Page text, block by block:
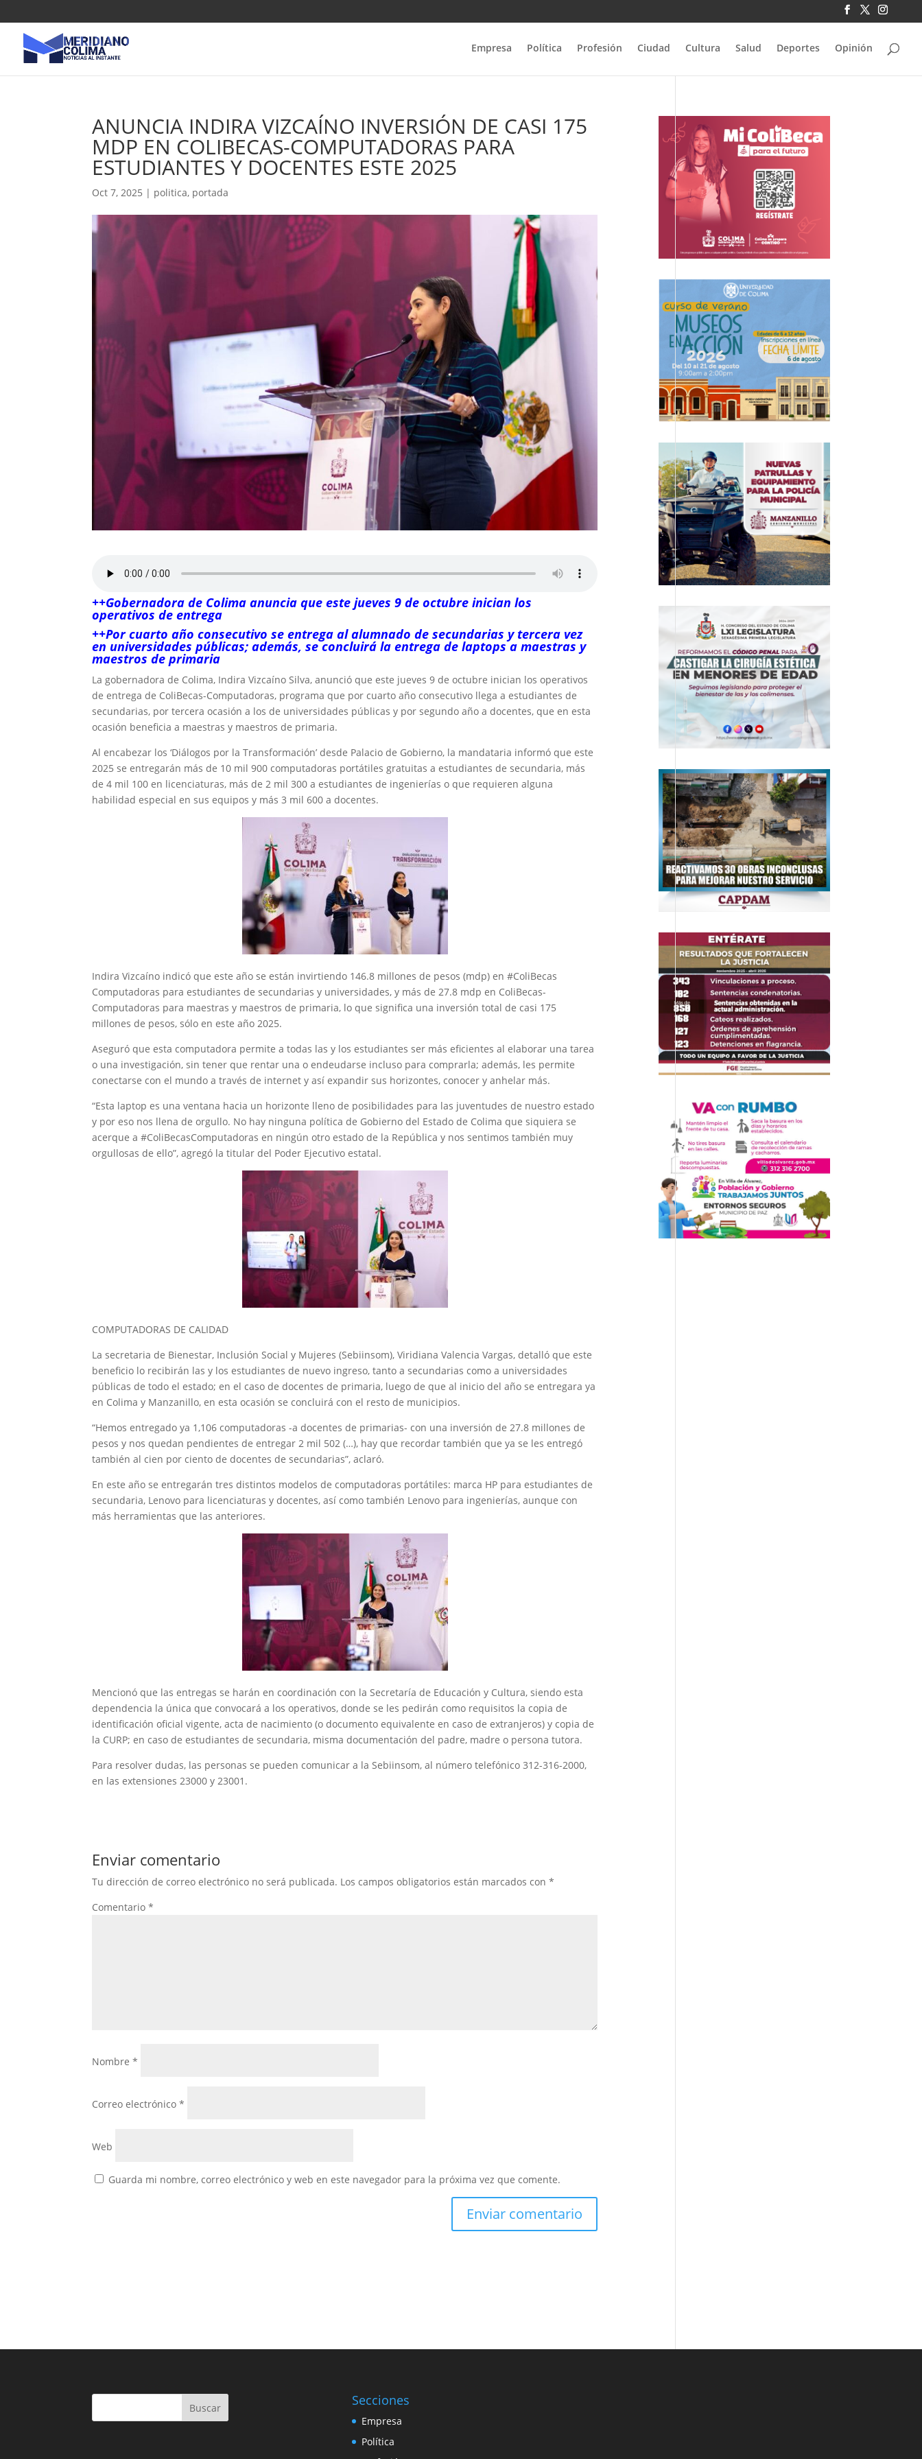
Empresa Política Profesión Ciudad Cultura Salud Deportes Opinión
ANUNCIA INDIRA VIZCAÍNO INVERSIÓN DE CASI 175
MDP EN COLIBECAS-COMPUTADORAS PARA
ESTUDIANTES Y DOCENTES ESTE 2025
Oct 7, 2025 | politica, portada
++Gobernadora de Colima anuncia que este jueves 9 de octubre inician los
operativos de entrega
++Por cuarto año consecutivo se entrega al alumnado de secundarias y tercera vez
en universidades públicas; además, se concluirá la entrega de laptops a maestras y
maestros de primaria
La gobernadora de Colima, Indira Vizcaíno Silva, anunció que este jueves 9 de octubre inician los operativos
de entrega de ColiBecas-Computadoras, programa que por cuarto año consecutivo llega a estudiantes de
secundarias, por tercera ocasión a los de universidades públicas y por segundo año a docentes, que en esta
ocasión beneficia a maestras y maestros de primaria.
Al encabezar los ‘Diálogos por la Transformación’ desde Palacio de Gobierno, la mandataria informó que este
2025 se entregarán más de 10 mil 900 computadoras portátiles gratuitas a estudiantes de secundaria, más
de 4 mil 100 en licenciaturas, más de 2 mil 300 a estudiantes de ingenierías o que requieren alguna
habilidad especial en sus equipos y más 3 mil 600 a docentes.
Indira Vizcaíno indicó que este año se están invirtiendo 146.8 millones de pesos (mdp) en #ColiBecas
Computadoras para estudiantes de secundarias y universidades, y más de 27.8 mdp en ColiBecas-
Computadoras para maestras y maestros de primaria, lo que significa una inversión total de casi 175
millones de pesos, sólo en este año 2025.
Aseguró que esta computadora permite a todas las y los estudiantes ser más eficientes al elaborar una tarea
o una investigación, sin tener que rentar una o endeudarse incluso para comprarla; además, les permite
conectarse con el mundo a través de internet y así expandir sus horizontes, conocer y anhelar más.
“Esta laptop es una ventana hacia un horizonte lleno de posibilidades para las juventudes de nuestro estado
y por eso nos llena de orgullo. No hay ninguna política de Gobierno del Estado de Colima que siquiera se
acerque a #ColiBecasComputadoras en ningún otro estado de la República y nos sentimos también muy
orgullosas de ello”, agregó la titular del Poder Ejecutivo estatal.
COMPUTADORAS DE CALIDAD
La secretaria de Bienestar, Inclusión Social y Mujeres (Sebiinsom), Viridiana Valencia Vargas, detalló que este
beneficio lo recibirán las y los estudiantes de nuevo ingreso, tanto a secundarias como a universidades
públicas de todo el estado; en el caso de docentes de primaria, luego de que al inicio del año se entregara ya
en Colima y Manzanillo, en esta ocasión se concluirá con el resto de municipios.
“Hemos entregado ya 1,106 computadoras -a docentes de primarias- con una inversión de 27.8 millones de
pesos y nos quedan pendientes de entregar 2 mil 502 (…), hay que recordar también que ya se les entregó
también al cien por ciento de docentes de secundarias”, aclaró.
En este año se entregarán tres distintos modelos de computadoras portátiles: marca HP para estudiantes de
secundaria, Lenovo para licenciaturas y docentes, así como también Lenovo para ingenierías, aunque con
más herramientas que las anteriores.
Mencionó que las entregas se harán en coordinación con la Secretaría de Educación y Cultura, siendo esta
dependencia la única que convocará a los operativos, donde se les pedirán como requisitos la copia de
identificación oficial vigente, acta de nacimiento (o documento equivalente en caso de extranjeros) y copia de
la CURP; en caso de estudiantes de secundaria, misma documentación del padre, madre o persona tutora.
Para resolver dudas, las personas se pueden comunicar a la Sebiinsom, al número telefónico 312-316-2000,
en las extensiones 23000 y 23001.
Enviar comentario
Tu dirección de correo electrónico no será publicada. Los campos obligatorios están marcados con*
Comentario*
Nombre*
Correo electrónico*
Web
Guarda mi nombre, correo electrónico y web en este navegador para la próxima vez que comente.
Buscar Secciones
Empresa
Política